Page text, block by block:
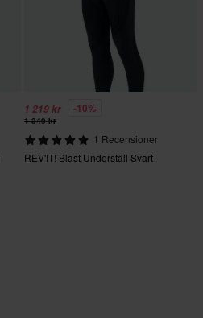
1 219 kr -10%
1 349 kr
1 Recensioner
REV'IT! Blast Underställ Svart